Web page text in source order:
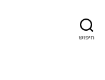
חיפוש